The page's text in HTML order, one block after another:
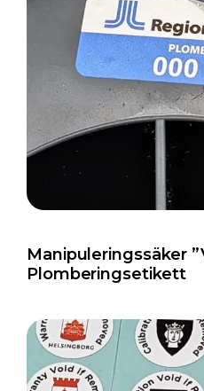
Manipuleringssäker
Plomberingsetikett